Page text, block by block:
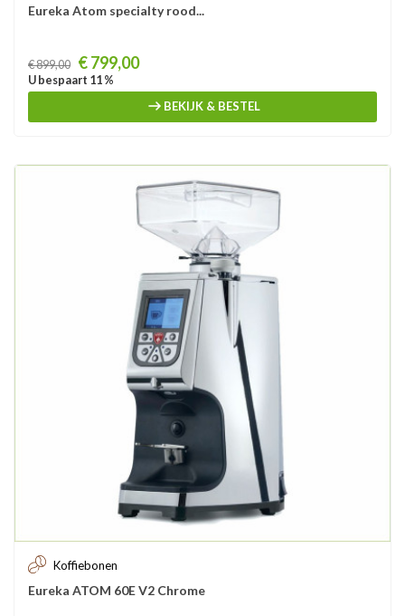
Eureka Atom specialty rood...
Prijs
€ 899,00 € 799,00
U bespaart 11 %
BEKIJK & BESTEL
Koffiebonen
Eureka ATOM 60E V2 Chrome